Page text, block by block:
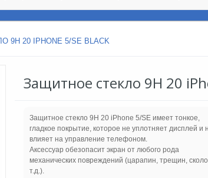
20 IPHONE 5/SE BLACK
Защитное стекло 9H 20
Защитное стекло 9Н 20 iPhone 5/SE имеет тонкое,
гладкое покрытие, которое не уплотняет дисплей и
влияет на управление телефоном.
Аксессуар обезопасит экран от любого рода
механических повреждений (царапин, трещин,
т.д.).